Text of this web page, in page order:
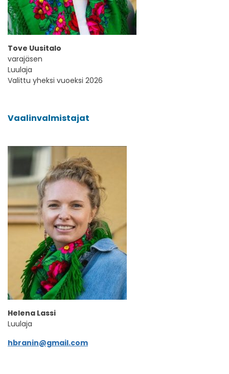
Tove Uusitalo
varajäsen
Luulaja
Valittu yheksi vuoeksi 2026
Vaalinvalmistajat
Helena Lassi
Luulaja
hbranin@gmail.com